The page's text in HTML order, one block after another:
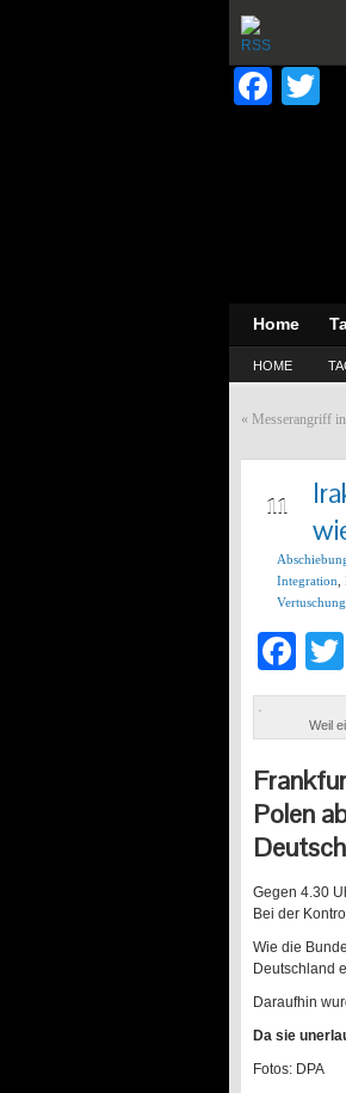
Home
HOME
« Messerangriff
11
Integration
Vertuschung
Weil
Polen
Gegen 4.30
Bei der
Wie die
Deutschland
Daraufhin
Da sie
Fotos: DPA